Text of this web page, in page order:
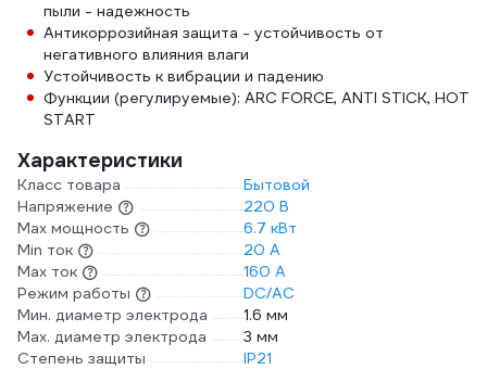
пыли - надежность
Антикоррозийная защита - устойчивость от
негативного влияния влаги
Устойчивость к вибрации и падению
Функции (регулируемые): ARC FORCE, ANTI STICK, HOT
START
Характеристики
Класс товара
Бытовой
Напряжение
220 В
Max мощность
6.7 кВт
Min ток
20 А
Max ток
160 А
Режим работы
DC/AC
Мин. диаметр электрода
1.6 мм
Мах. диаметр электрода
3 мм
Степень защиты
IP21